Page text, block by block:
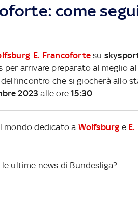
come
-E. Francoforte su
arrivare preparato al meglio
che si giocherà allo
2023 alle ore15:30
mondo dedicato a Wolfsburg e
ultime news di Bundesliga?